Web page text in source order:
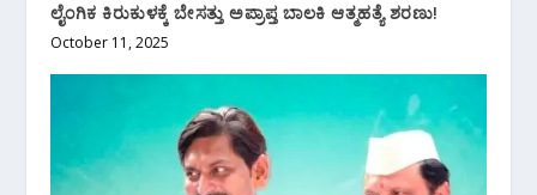
ಲೈಂಗಿಕ ಕಿರುಕುಳಕ್ಕೆ ಬೇಸತ್ತು ಅಪ್ರಾಪ್ತ ಬಾಲಕಿ ಆತ್ಮಹತ್ಯೆ ಶರಣು!
October 11, 2025